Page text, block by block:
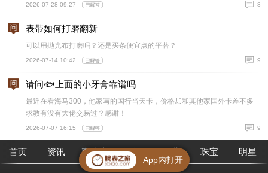
2026-07-28 09:27 8
表带如何打磨翻新
可以用抛光布打磨吗？还是买条便宜点的平替？
2026-07-14 10:42 9
请问🐟上面的小牙膏靠谱吗
最近在看海马300，他家写的国行当天卡，价格却和其他家国外卡差不多
求教有没有大佬交易过？感谢！
2026-07-07 16:15 9
首页 资讯 查腕表 论坛 作业 珠宝 明星
App内打开